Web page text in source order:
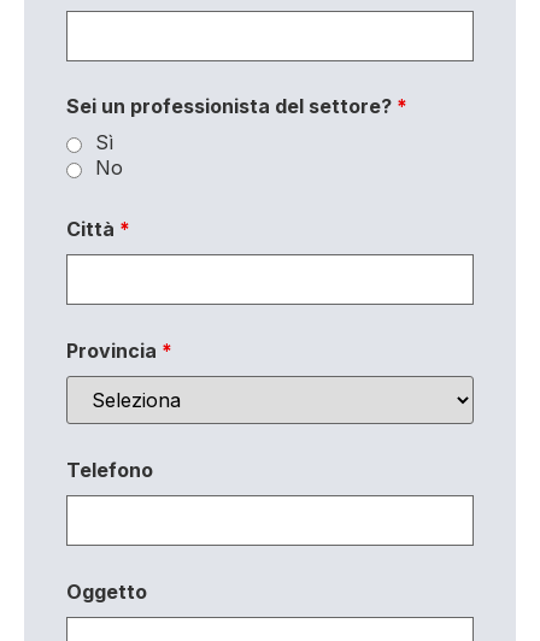
Sei un professionista del settore? *
Sì
No
Città *
Provincia *
Telefono
Oggetto